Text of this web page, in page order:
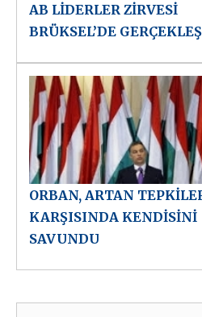
AB LİDERLER ZİRVESİ
BRÜKSEL’DE
ORBAN, ARTAN
KARŞISINDA KENDİSİNİ
SAVUNDU